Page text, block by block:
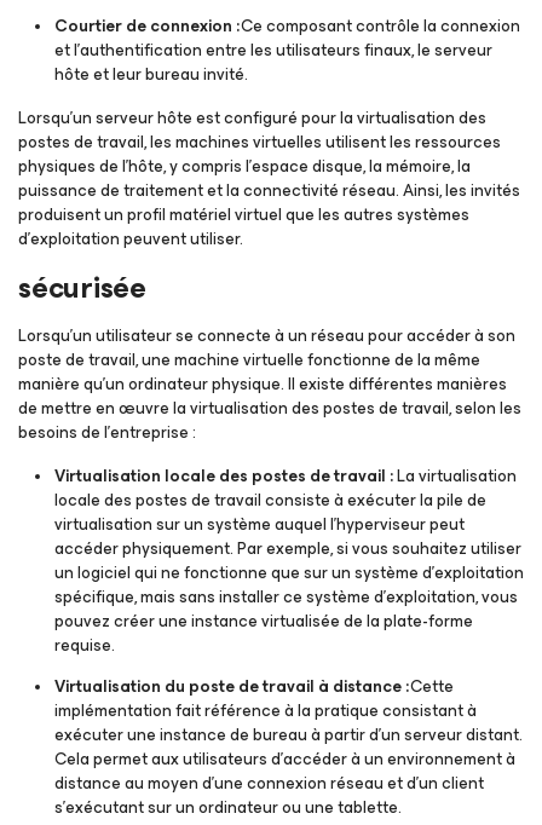
Courtier de connexion :Ce composant contrôle la connexion
et l'authentification entre les utilisateurs finaux, le serveur
hôte et leur bureau invité.
Lorsqu’un serveur hôte est configuré pour la virtualisation des
postes de travail, les machines virtuelles utilisent les ressources
physiques de l’hôte, y compris l’espace disque, la mémoire, la
puissance de traitement et la connectivité réseau. Ainsi, les invités
produisent un profil matériel virtuel que les autres systèmes
d’exploitation peuvent utiliser.
sécurisée
Lorsqu’un utilisateur se connecte à un réseau pour accéder à son
poste de travail, une machine virtuelle fonctionne de la même
manière qu’un ordinateur physique. Il existe différentes manières
de mettre en œuvre la virtualisation des postes de travail, selon les
besoins de l’entreprise :
Virtualisation locale des postes de travail :La virtualisation
locale des postes de travail consiste à exécuter la pile de
virtualisation sur un système auquel l’hyperviseur peut
accéder physiquement. Par exemple, si vous souhaitez utiliser
un logiciel qui ne fonctionne que sur un système d’exploitation
spécifique, mais sans installer ce système d’exploitation, vous
pouvez créer une instance virtualisée de la plate-forme
requise.
Virtualisation du poste de travail à distance :Cette
implémentation fait référence à la pratique consistant à
exécuter une instance de bureau à partir d’un serveur distant.
Cela permet aux utilisateurs d’accéder à un environnement à
distance au moyen d’une connexion réseau et d’un client
s’exécutant sur un ordinateur ou une tablette.